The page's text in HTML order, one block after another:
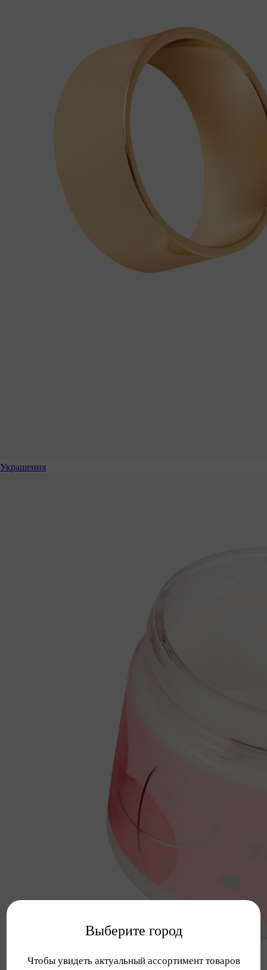
Украшения
Выберите город
Чтобы увидеть актуальный ассортимент товаров